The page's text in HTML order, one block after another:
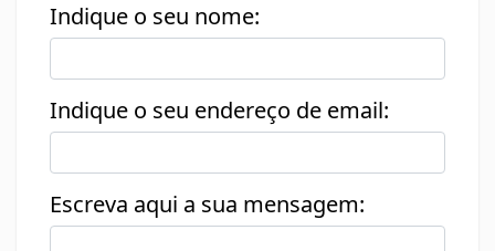
Indique o seu nome:
Indique o seu endereço de email:
Escreva aqui a sua mensagem: